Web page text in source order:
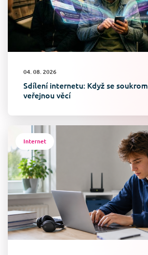
04. 08. 2026
Sdílení internetu: Když se
veřejnou věcí
Internet